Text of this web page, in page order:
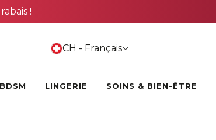
rabais !
CH - Français
BDSM LINGERIE SOINS & BIEN-ÊTRE